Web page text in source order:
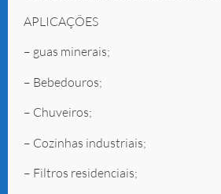
APLICAÇÕES
– guas minerais;
– Bebedouros;
– Chuveiros;
– Cozinhas industriais;
– Filtros residenciais;